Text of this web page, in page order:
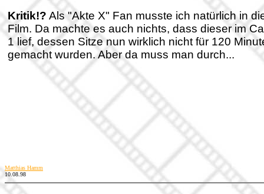
Kritik!? Als "Akte X" Fan musste ich natürlich in
Film. Da machte es auch nichts, dass dieser im
1 lief, dessen Sitze nun wirklich nicht für 120
gemacht wurden. Aber da muss man durch...
Matthias Hamm
10.08.98